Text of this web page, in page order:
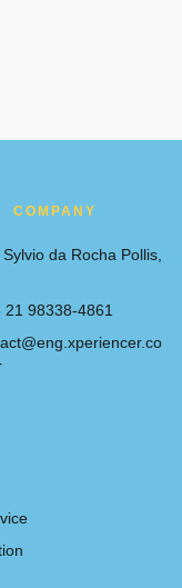
COMPANY
da Rocha Pollis,
21 98338-4861